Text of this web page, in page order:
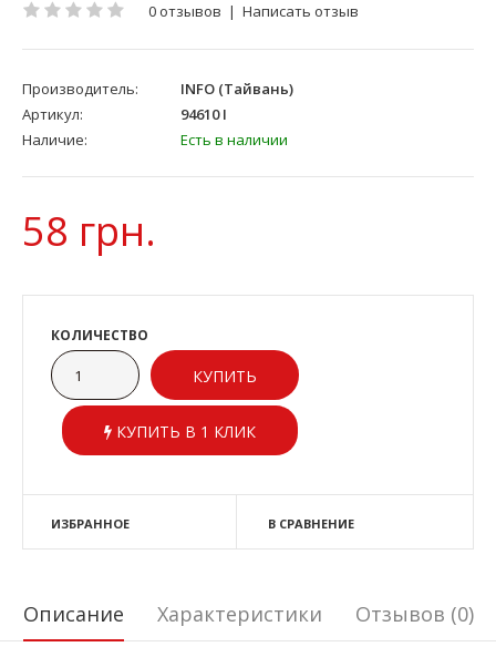
0 отзывов | Написать отзыв
Производитель:
INFO (Тайвань)
Артикул:
94610 I
Наличие:
Есть в наличии
58 грн.
КОЛИЧЕСТВО
КУПИТЬ В 1 КЛИК
ИЗБРАННОЕ В СРАВНЕНИЕ
Описание Характеристики Отзывов (0)